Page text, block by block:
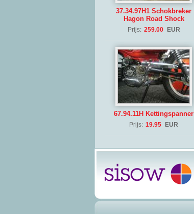
37.34.97H1 Schokbreker
Hagon Road Shock
Prijs: 259.00 EUR
67.94.11H Kettingspanner
Prijs: 19.95 EUR